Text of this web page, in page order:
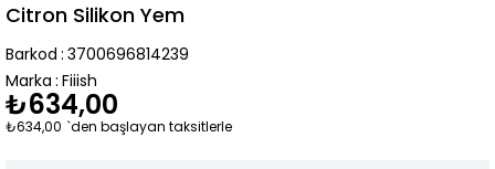
Citron Silikon Yem
Barkod : 3700696814239
Marka : Fiiish
₺634,00
₺634,00 `den başlayan taksitlerle